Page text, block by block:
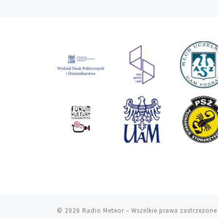
© 2026 Radio Meteor – Wszelkie prawa zastrzeżone